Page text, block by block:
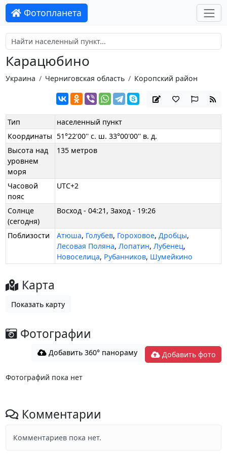
Фотопланета
Карацюбино
Украина Черниговская область Коропский район
Тип
населенный пункт
Координаты 51°22'00'' с. ш. 33°00'00'' в. д.
Высота над
уровнем
моря
135 метров
Часовой
пояс
UTC+2
Солнце
(сегодня)
Восход - 04:21, Заход - 19:26
Поблизости Атюша, Голубев, Гороховое,Дробцы,
Лесовая Поляна,Лопатин,Лубенец,
Новоселица, Рубанников, Шумейкино
Карта
Показать карту
Фотографии
Добавить 360° панораму Добавить фото
Фотографий пока нет
Комментарии
Комментариев пока нет.